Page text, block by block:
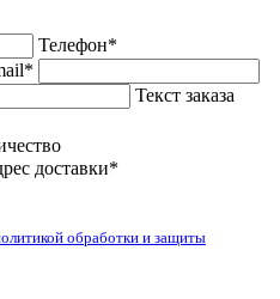
Телефон*
Текст заказа
доставки*
обработки и защиты